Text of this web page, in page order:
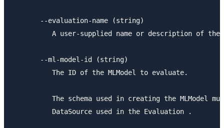
       --evaluation-name (string)
A user-supplied name or description of the
       --ml-model-id (string)
          The ID of the MLModel to evaluate.
The schema used in creating the MLModel
          DataSource used in the Evaluation .